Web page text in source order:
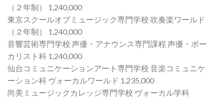
（２年制） 1,240,000
東京スクールオブミュージック専門学校 吹奏楽ワールド
（２年制） 1,240,000
音響芸術専門学校 声優・アナウンス専門課程 声優・ボー
カリスト科 1,240,000
仙台コミュニケーションアート専門学校 音楽コミュニケ
ーション科 ヴォーカルワールド 1,235,000
尚美ミュージックカレッジ専門学校 ヴォーカル学科